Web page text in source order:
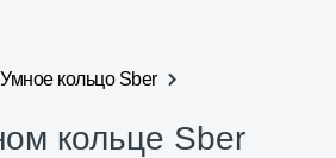
Умное кольцо Sber
кольце Sber